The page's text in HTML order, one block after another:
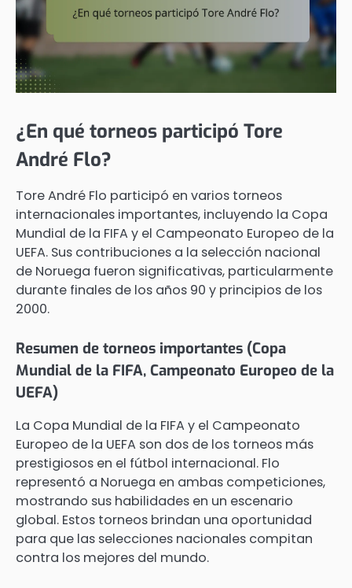
¿En qué torneos participó Tore
André Flo?
Tore André Flo participó en varios torneos
internacionales importantes, incluyendo la Copa
Mundial de la FIFA y el Campeonato Europeo de la
UEFA. Sus contribuciones a la selección nacional
de Noruega fueron significativas, particularmente
durante finales de los años 90 y principios de los
2000.
Resumen de torneos importantes (Copa
Mundial de la FIFA, Campeonato Europeo de la
UEFA)
La Copa Mundial de la FIFA y el Campeonato
Europeo de la UEFA son dos de los torneos más
prestigiosos en el fútbol internacional. Flo
representó a Noruega en ambas competiciones,
mostrando sus habilidades en un escenario
global. Estos torneos brindan una oportunidad
para que las selecciones nacionales compitan
contra los mejores del mundo.